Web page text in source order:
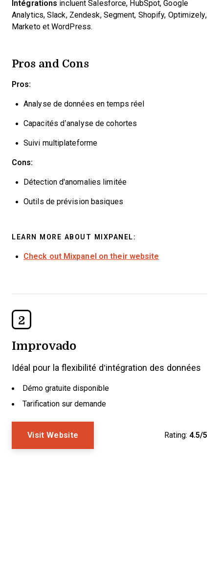
Intégrations incluent Salesforce, HubSpot, Google
Analytics, Slack, Zendesk, Segment, Shopify, Optimizely,
Marketo et WordPress.
Pros and Cons
Pros:
Analyse de données en temps réel
Capacités d’analyse de cohortes
Suivi multiplateforme
Cons:
Détection d'anomalies limitée
Outils de prévision basiques
LEARN MORE ABOUT MIXPANEL:
Check out Mixpanel on their website
2
Improvado
Idéal pour la flexibilité d’intégration des données
Démo gratuite disponible
Tarification sur demande
Visit Website Rating: 4.5/5